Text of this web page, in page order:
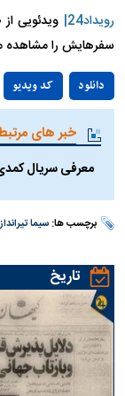
رویداد24|
ویدئویی
سفرهایش را مشاهده
کد ویدیو دانلود
خبر های
معرفی سریال کمدی
برچسب ها:سیما تیرانداز
تاریخ